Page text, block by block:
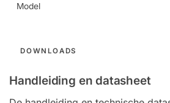
Model
DOWNLOADS
Handleiding en datasheet